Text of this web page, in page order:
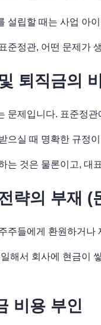
설립할 때는 사업 아
준정관, 어떤 문제가
퇴직금의
문제입니다. 표준정
으실 때 명확한 규정
는 것은 물론이고, 대
략의 부재 (
주들에게 환원하거
해서 회사에 현금이
비용 부인